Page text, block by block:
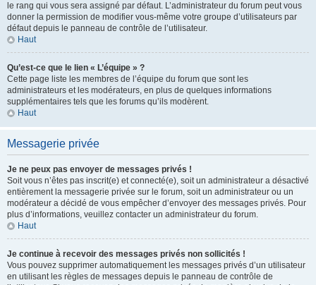
le rang qui vous sera assigné par défaut. L’administrateur du forum peut vous
donner la permission de modifier vous-même votre groupe d’utilisateurs par
défaut depuis le panneau de contrôle de l’utilisateur.
Haut
Qu’est-ce que le lien « L’équipe » ?
Cette page liste les membres de l’équipe du forum que sont les
administrateurs et les modérateurs, en plus de quelques informations
supplémentaires tels que les forums qu’ils modèrent.
Haut
Messagerie privée
Je ne peux pas envoyer de messages privés !
Soit vous n’êtes pas inscrit(e) et connecté(e), soit un administrateur a désactivé
entièrement la messagerie privée sur le forum, soit un administrateur ou un
modérateur a décidé de vous empêcher d’envoyer des messages privés. Pour
plus d’informations, veuillez contacter un administrateur du forum.
Haut
Je continue à recevoir des messages privés non sollicités !
Vous pouvez supprimer automatiquement les messages privés d’un utilisateur
en utilisant les règles de messages depuis le panneau de contrôle de